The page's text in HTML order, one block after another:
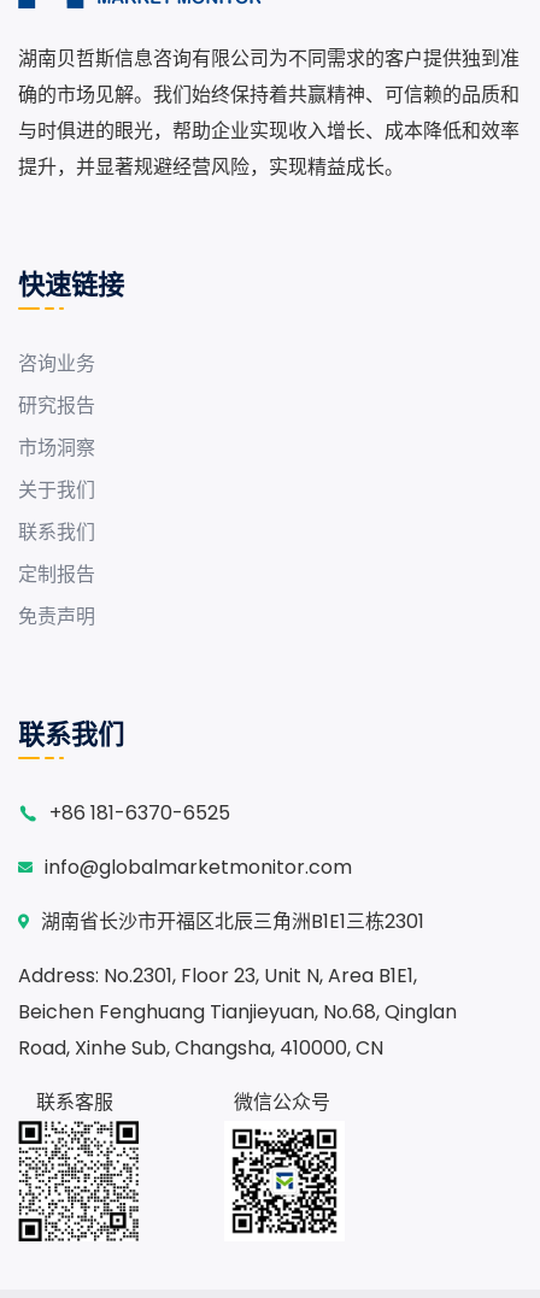
湖南贝哲斯信息咨询有限公司为不同需求的客户提供独到准
确的市场见解。我们始终保持着共赢精神、可信赖的品质和
与时俱进的眼光，帮助企业实现收入增长、成本降低和效率
提升，并显著规避经营风险，实现精益成长。
快速链接
咨询业务
研究报告
市场洞察
关于我们
联系我们
定制报告
免责声明
联系我们
+86 181-6370-6525
info@globalmarketmonitor.com
湖南省长沙市开福区北辰三角洲B1E1三栋2301
Address: No.2301, Floor 23, Unit N, Area B1E1,
Beichen Fenghuang Tianjieyuan, No.68, Qinglan
Road, Xinhe Sub, Changsha, 410000, CN
联系客服
微信公众号